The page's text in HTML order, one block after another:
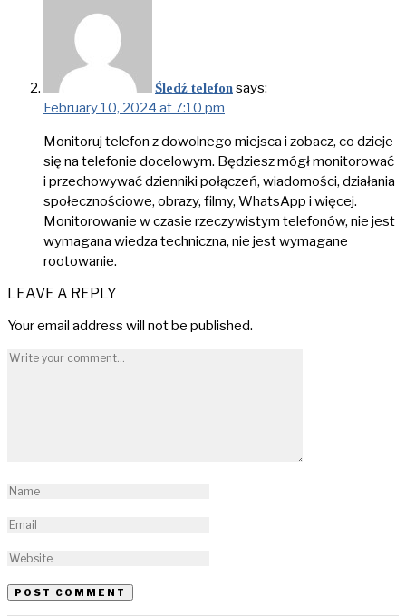
Śledź telefonsays:
February 10, 2024 at 7:10 pm
Monitoruj telefon z dowolnego miejsca i zobacz, co dzieje
się na telefonie docelowym. Będziesz mógł monitorować
i przechowywać dzienniki połączeń, wiadomości, działania
społecznościowe, obrazy, filmy, WhatsApp i więcej.
Monitorowanie w czasie rzeczywistym telefonów, nie jest
wymagana wiedza techniczna, nie jest wymagane
rootowanie.
LEAVE A REPLY
Your email address will not be published.